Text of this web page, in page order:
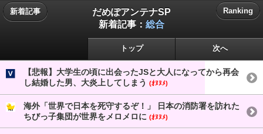
新着記事
だめぽアンテナSP
新着記事： 総合
Ranking
トップ 次へ
【悲報】大学生の頃に出会ったJSと大人になってから再会
し結婚した男、大炎上してしまう (ｵﾇﾇﾒ)
海外「世界で日本を死守するぞ！」 日本の消防署を訪れた
ちびっ子集団が世界をメロメロに (ｵﾇﾇﾒ)